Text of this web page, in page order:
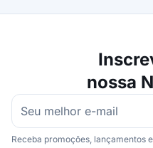
nossa
Receba promoções, lançamentos